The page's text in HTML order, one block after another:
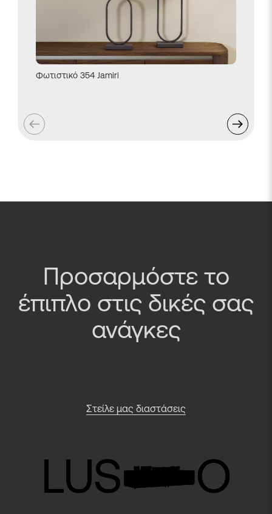
Φωτιστικό 354 Jamiri
Προσαρμόστε το
έπιπλο στις δικές σας
ανάγκες
Στείλε μας διαστάσεις